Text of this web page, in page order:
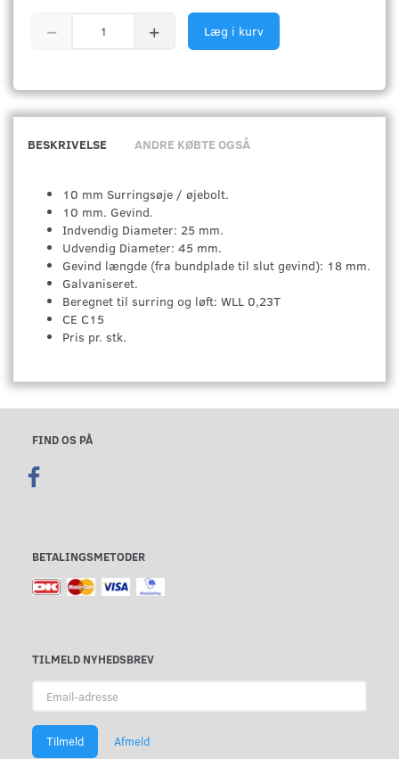
Læg i kurv
BESKRIVELSE ANDRE KØBTE OGSÅ
10 mm Surringsøje / øjebolt.
10 mm. Gevind.
Indvendig Diameter: 25 mm.
Udvendig Diameter: 45 mm.
Gevind længde (fra bundplade til slut gevind): 18 mm.
Galvaniseret.
Beregnet til surring og løft: WLL 0,23T
CE C15
Pris pr. stk.
FIND OS PÅ
BETALINGSMETODER
TILMELD NYHEDSBREV
adresse
Tilmeld Afmeld